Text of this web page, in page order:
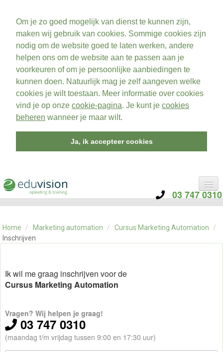
Om je zo goed mogelijk van dienst te kunnen zijn,
maken wij gebruik van cookies. Sommige cookies zijn
nodig om de website goed te laten werken, andere
helpen ons om de website aan te passen aan je
voorkeuren of om je persoonlijke aanbiedingen te
kunnen doen. Natuurlijk mag je zelf aangeven welke
cookies je wilt toestaan. Meer informatie over cookies
vind je op onze cookie-pagina. Je kunt je cookies
beheren wanneer je maar wilt.
Ja, ik accepteer cookies
03 747 0310
CATEGORIE
OVER ONS
CONTACT
Home / Marketing automation / Cursus Marketing Automation
/
Inschrijven
Ik wil me graag inschrijven voor de
Cursus Marketing Automation
Vragen? Wij helpen je graag!
03 747 0310
(maandag t/m vrijdag tussen 9:00 en 17:30 uur)